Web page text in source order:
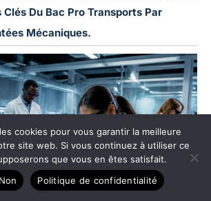
Clés Du Bac Pro Transports Par
Mécaniques.
cookies pour vous garantir la meilleure
site web. Si vous continuez à utiliser ce
que vous en êtes satisfait.
Non Politique de confidentialité